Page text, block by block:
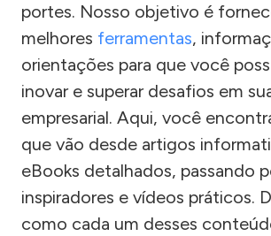
portes. Nosso objetivo é
melhores ferramentas,
orientações para que você
inovar e superar desafios em
empresarial. Aqui, você
que vão desde artigos
eBooks detalhados, passando
inspiradores e vídeos práticos.
como cada um desses